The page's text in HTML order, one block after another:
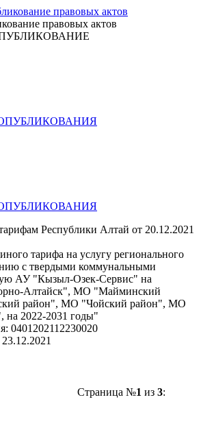
правовых актов
Республики Алтай от 20.12.2021
тарифа на услугу регионального
с твердыми коммунальными
АУ "Кызыл-Озек-Сервис" на
Алтайск", МО "Майминский
район", МО "Чойский район", МО
на 2022-2031 годы"
0401202112230020
23.12.2021
Страница №1 из 3: